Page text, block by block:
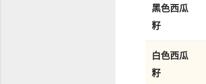
黑色西瓜
籽
白色西瓜
籽